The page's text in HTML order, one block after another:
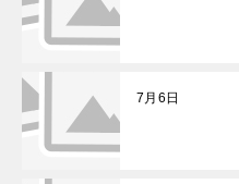
7月6日